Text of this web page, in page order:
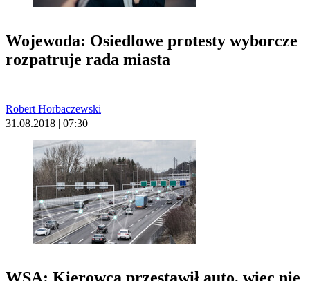
Wojewoda: Osiedlowe protesty wyborcze
rozpatruje rada miasta
Robert Horbaczewski
31.08.2018 | 07:30
WSA: Kierowca przestawił auto, więc nie